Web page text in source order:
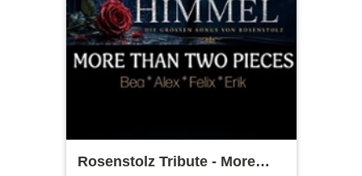
Rosenstolz Tribute - More